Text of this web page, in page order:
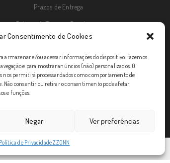
Consentimento de Cookies
armazenar e/ou acessar informações do dispositivo. Fazemos
e para mostrar anúncios (não) personalizados. O
nos permitirá processar dados como comportamento de
Não consentir ou retirar o consentimento pode afetar
e funções.
Negar Ver preferências
Política de Privacidade ZZONN
Prazos de Entrega
Política de Trocas e Devoluções
Política de Privacidade
Formas de Envio
Condições Gerais